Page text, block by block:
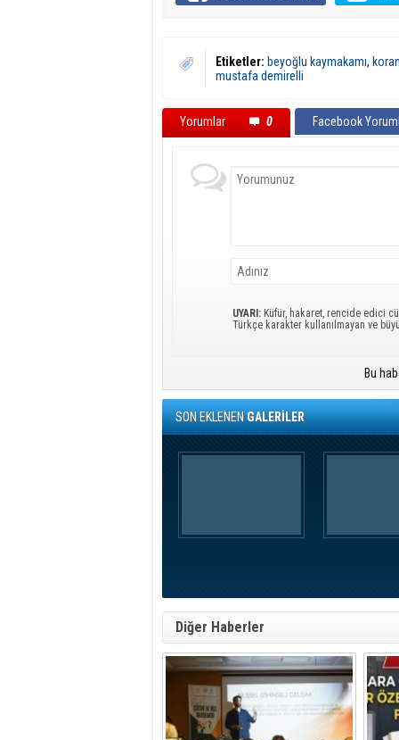
Etiketler: beyoğlu kaymakamı,
mustafa demirelli
Yorumlar 0 Facebook
UYARI: Küfür, hakaret, rencide edici
Türkçe karakter kullanılmayan ve
Bu
SON EKLENENGALERİLER
Diğer Haberler